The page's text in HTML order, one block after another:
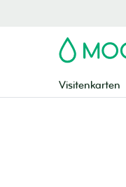
MOO
Visitenkarten